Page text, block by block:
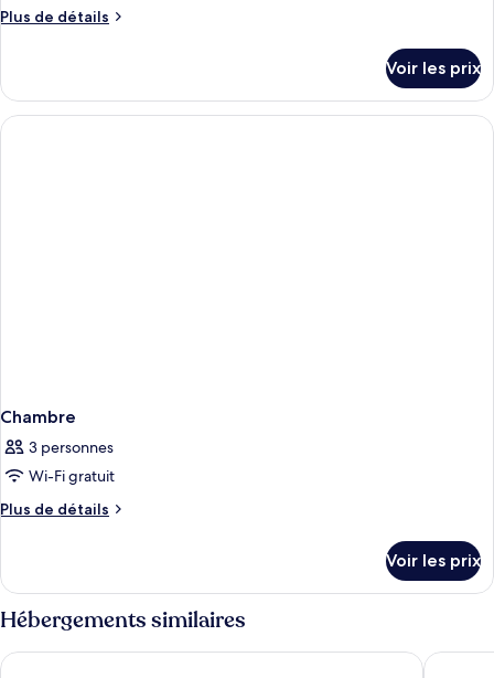
Plus de détails
Plus
le
type
de
Voir les prix
Chambre
3 personnes
Wi-Fi gratuit
Plus de détails
Plus
le
type
de
chambre
Chambre
Voir les prix
Hébergements similaires
Four Points by Sheraton Flushing